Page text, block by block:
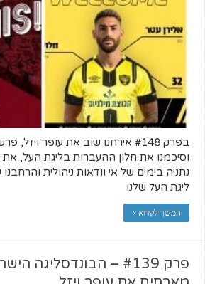
בפרק #148 אירחנו שוב את עופר
וסיכמנו את חלון ההעברות בליגת העל,
נתניה בימים של אי וודאות ניהולית
ליגת העל שלנו
המשך לקרוא »
פרק #139 – הבונדסליגה